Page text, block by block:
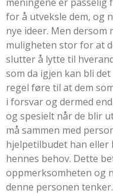
for å utveksle dem, og
nye ideer. Men dersom
muligheten stor for at
slutter å lytte til
som da igjen kan bli
regel føre til at dem
i forsvar og dermed
og spesielt når de blir
må sammen med
hjelpetilbudet han
hennes behov. Dette
oppmerksomheten og
denne personen tenker.